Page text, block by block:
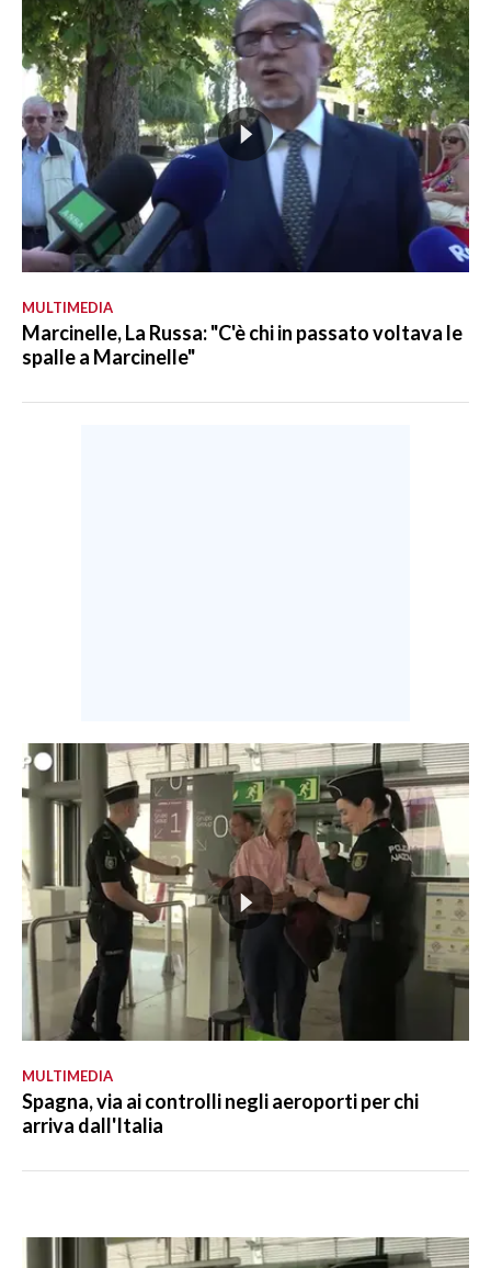
MULTIMEDIA
Marcinelle, La Russa: "C'è chi in passato voltava le
spalle a Marcinelle"
MULTIMEDIA
Spagna, via ai controlli negli aeroporti per chi
arriva dall'Italia